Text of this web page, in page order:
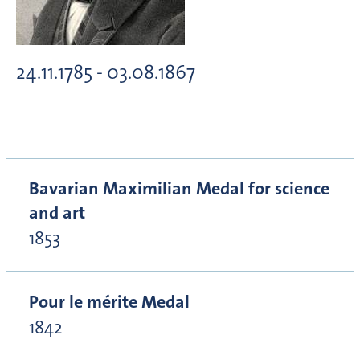
24.11.1785 - 03.08.1867
Bavarian Maximilian Medal for science
and art
1853
Pour le mérite Medal
1842